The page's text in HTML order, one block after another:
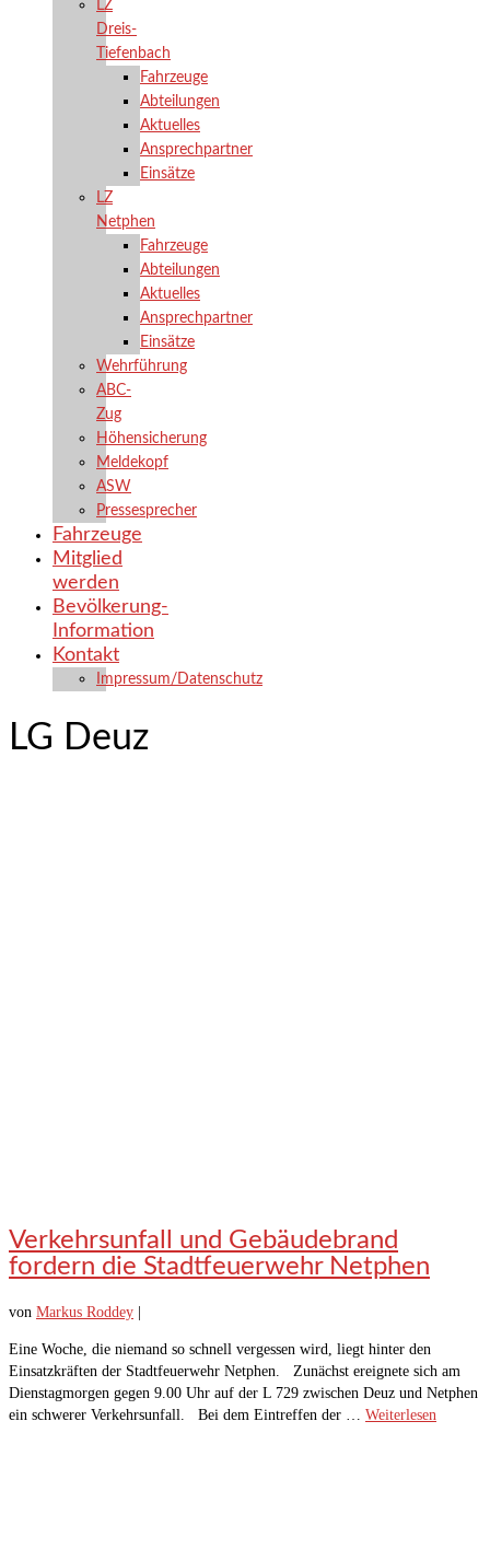
LZ
Dreis-
Tiefenbach
Fahrzeuge
Abteilungen
Aktuelles
Ansprechpartner
Einsätze
LZ
Netphen
Fahrzeuge
Abteilungen
Aktuelles
Ansprechpartner
Einsätze
Wehrführung
ABC-
Zug
Höhensicherung
Meldekopf
ASW
Pressesprecher
Fahrzeuge
Mitglied
werden
Bevölkerung-
Information
Kontakt
Impressum/Datenschutz
LG Deuz
Verkehrsunfall und Gebäudebrand
fordern die Stadtfeuerwehr Netphen
von Markus Roddey
Eine Woche, die niemand so schnell vergessen wird, liegt hinter den
Einsatzkräften der Stadtfeuerwehr Netphen. Zunächst ereignete sich am
Dienstagmorgen gegen 9.00 Uhr auf der L 729 zwischen Deuz und Netphen
ein schwerer Verkehrsunfall. Bei dem Eintreffen der … Weiterlesen